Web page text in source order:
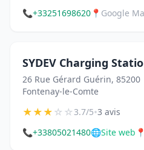
📞+33251698620 📍 Google
SYDEV Charging
26 Rue Gérard Guérin, 85200
Fontenay-le-Comte
★★★☆☆3.7/5•3 avis
📞+33805021480🌐Site web 📍